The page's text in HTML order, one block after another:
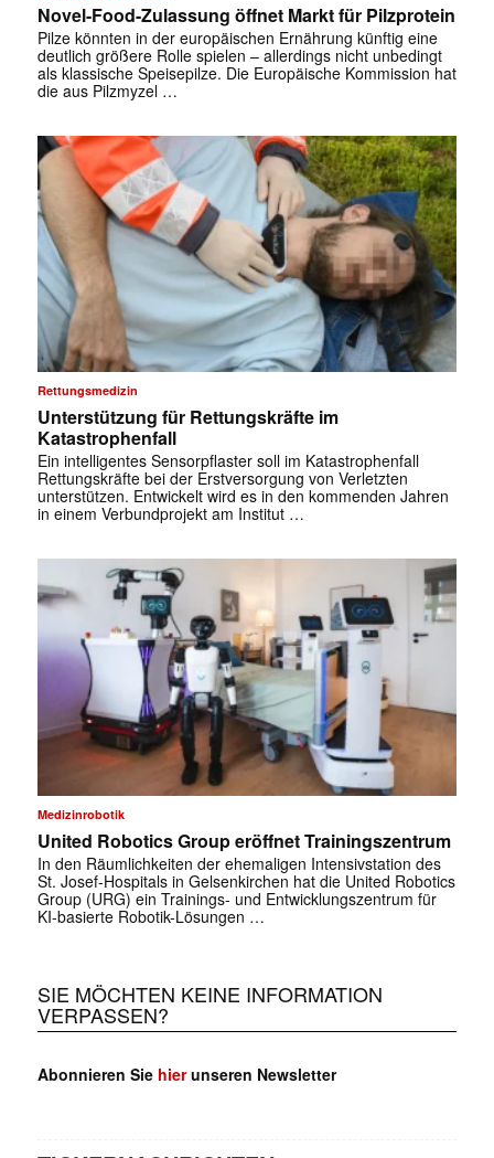
Novel-Food-Zulassung öffnet Markt für Pilzprotein
Pilze könnten in der europäischen Ernährung künftig eine
deutlich größere Rolle spielen – allerdings nicht unbedingt
als klassische Speisepilze. Die Europäische Kommission hat
die aus Pilzmyzel …
Rettungsmedizin
Unterstützung für Rettungskräfte im
Katastrophenfall
Ein intelligentes Sensorpflaster soll im Katastrophenfall
Rettungskräfte bei der Erstversorgung von Verletzten
unterstützen. Entwickelt wird es in den kommenden Jahren
in einem Verbundprojekt am Institut …
Medizinrobotik
United Robotics Group eröffnet Trainingszentrum
In den Räumlichkeiten der ehemaligen Intensivstation des
St. Josef-Hospitals in Gelsenkirchen hat die United Robotics
Group (URG) ein Trainings- und Entwicklungszentrum für
KI-basierte Robotik-Lösungen …
SIE MÖCHTEN KEINE INFORMATION
VERPASSEN?
Abonnieren Sie hierunseren Newsletter